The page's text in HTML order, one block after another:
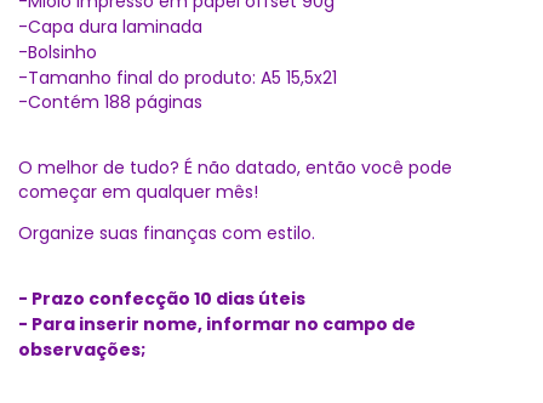
-Capa dura laminada
-Bolsinho
-Tamanho final do produto: A5 15,5x21
-Contém 188 páginas
O melhor de tudo? É não datado, então você pode
começar em qualquer mês!
Organize suas finanças com estilo.
- Prazo confecção 10 dias úteis
- Para inserir nome, informar no campo de
observações;